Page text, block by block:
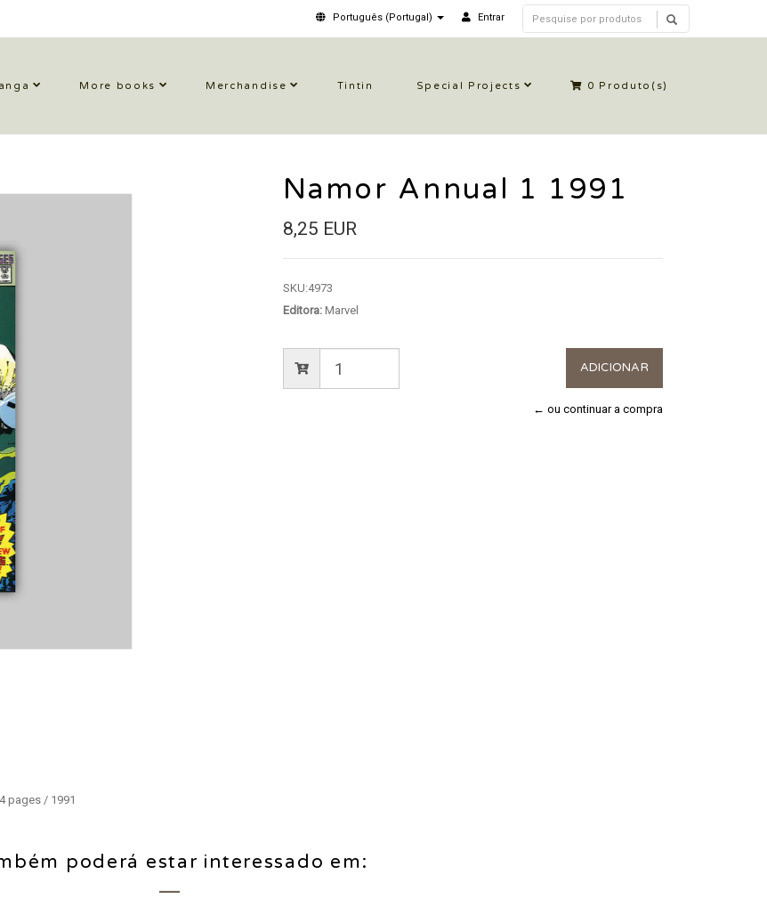
Português (Portugal) Entrar
More books Merchandise Tintin Special Projects 0 Produto(s)
pages / 1991
Namor Annual 1 1991
8,25 EUR
SKU:4973
Editora:Marvel
← ou continuar a compra
poderá estar interessado em: